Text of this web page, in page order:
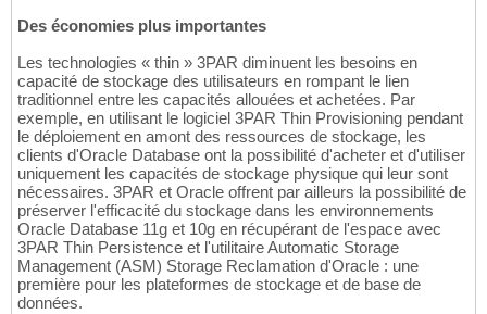
Des économies plus importantes
Les technologies « thin » 3PAR diminuent les besoins en
capacité de stockage des utilisateurs en rompant le lien
traditionnel entre les capacités allouées et achetées. Par
exemple, en utilisant le logiciel 3PAR Thin Provisioning pendant
le déploiement en amont des ressources de stockage, les
clients d'Oracle Database ont la possibilité d'acheter et d'utiliser
uniquement les capacités de stockage physique qui leur sont
nécessaires. 3PAR et Oracle offrent par ailleurs la possibilité de
préserver l'efficacité du stockage dans les environnements
Oracle Database 11g et 10g en récupérant de l'espace avec
3PAR Thin Persistence et l'utilitaire Automatic Storage
Management (ASM) Storage Reclamation d'Oracle : une
première pour les plateformes de stockage et de base de
données.